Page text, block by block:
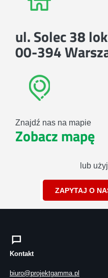
ul. Solec 38
00-394
Znajdź nas na mapie
Zobacz mapę
lub
ZAPYTAJ O
Kontakt
biuro@projektgamma.pl